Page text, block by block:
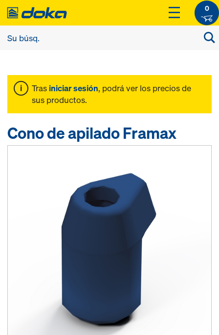
0
Tras iniciar sesión, podrá ver los precios de
sus productos.
Cono de apilado Framax